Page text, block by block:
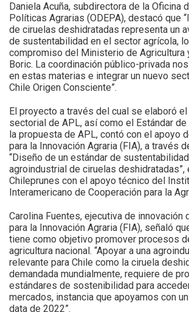
Daniela Acuña, subdirectora de la Oficina
Políticas Agrarias (ODEPA), destacó que
de ciruelas deshidratadas representa un
de sustentabilidad en el sector agrícola,
compromiso del Ministerio de Agricultura
Boric. La coordinación público-privada
en estas materias e integrar un nuevo
Chile Origen Consciente”.
El proyecto a través del cual se elaboró
sectorial de APL, así como el Estándar
la propuesta de APL, contó con el apoyo
para la Innovación Agraria (FIA), a través
“Diseño de un estándar de
agroindustrial de ciruelas deshidratadas”,
Chileprunes con el apoyo técnico del
Interamericano de Cooperación para la
Carolina Fuentes, ejecutiva de innovación
para la Innovación Agraria (FIA), señaló
tiene como objetivo promover procesos
agricultura nacional. “Apoyar a una
relevante para Chile como la ciruela
demandada mundialmente, requiere de
estándares de sostenibilidad para
mercados, instancia que apoyamos con
data de 2022”.